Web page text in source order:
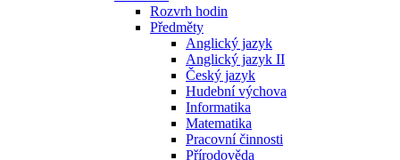
Rozvrh hodin
Předměty
Anglický jazyk
Anglický jazyk II
Český jazyk
Hudební výchova
Informatika
Matematika
Pracovní činnosti
Přírodověda